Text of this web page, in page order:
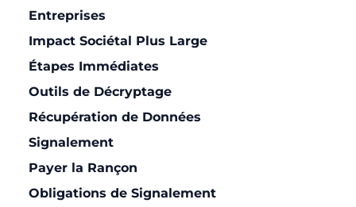
Entreprises
Impact Sociétal Plus Large
Étapes Immédiates
Outils de Décryptage
Récupération de Données
Signalement
Payer la Rançon
Obligations de Signalement